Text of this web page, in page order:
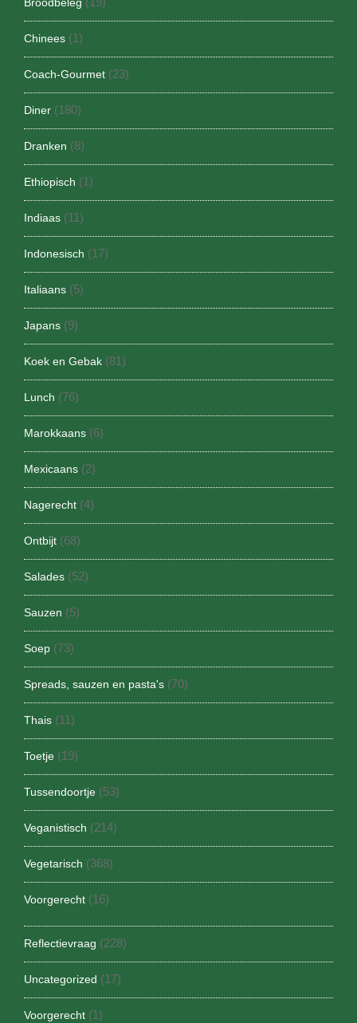
Chinees (1)
Coach-Gourmet (23)
Diner (180)
Dranken (8)
Ethiopisch (1)
Indiaas (11)
Indonesisch (17)
Italiaans (5)
Japans (9)
Koek en Gebak (81)
Lunch (76)
Marokkaans (6)
Mexicaans (2)
Nagerecht (4)
Ontbijt (68)
Salades (52)
Sauzen (5)
Soep (73)
Spreads, sauzen en pasta's (70)
Thais (11)
Toetje (19)
Tussendoortje (53)
Veganistisch (214)
Vegetarisch (368)
Voorgerecht (16)
Reflectievraag (228)
Uncategorized (17)
Voorgerecht (1)